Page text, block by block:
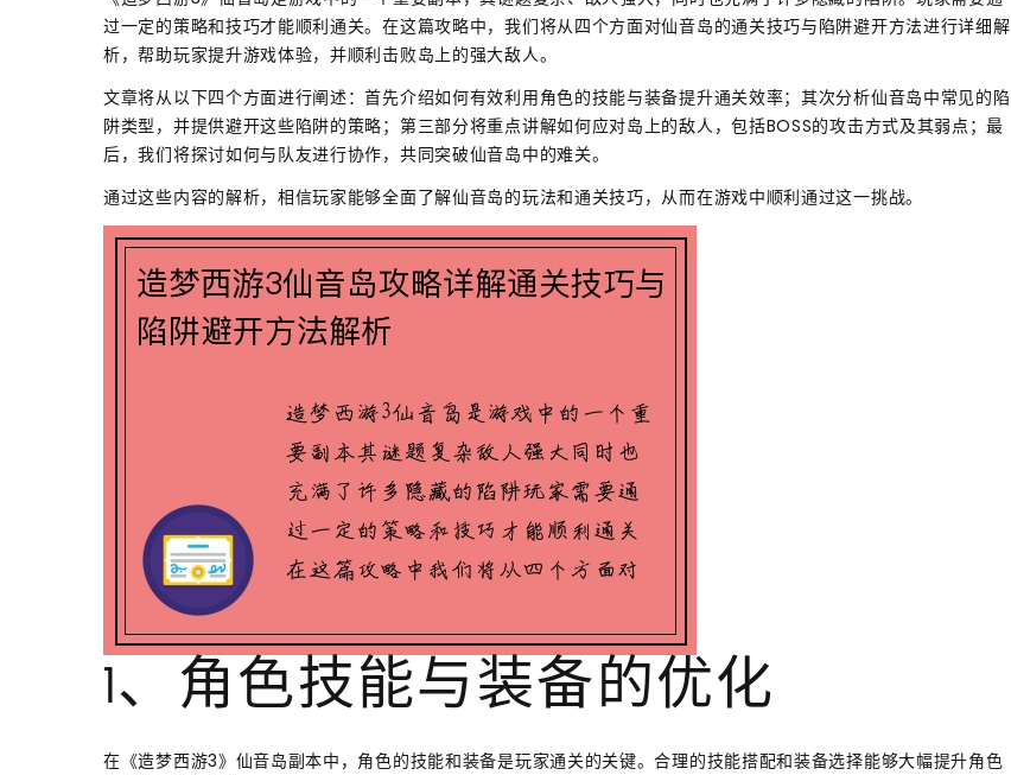
过一定的策略和技巧才能顺利通关。在这篇攻略中，我们将从四个方面对仙音岛的通关技巧与陷阱避开方法进行详细解
析，帮助玩家提升游戏体验，并顺利击败岛上的强大敌人。
文章将从以下四个方面进行阐述：首先介绍如何有效利用角色的技能与装备提升通关效率；其次分析仙音岛中常见的陷
阱类型，并提供避开这些陷阱的策略；第三部分将重点讲解如何应对岛上的敌人，包括BOSS的攻击方式及其弱点；最
后，我们将探讨如何与队友进行协作，共同突破仙音岛中的难关。
通过这些内容的解析，相信玩家能够全面了解仙音岛的玩法和通关技巧，从而在游戏中顺利通过这一挑战。
1、角色技能与装备的优化
在《造梦西游3》仙音岛副本中，角色的技能和装备是玩家通关的关键。合理的技能搭配和装备选择能够大幅提升角色